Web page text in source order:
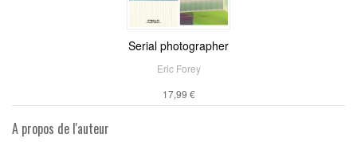
Serial photographer
Eric Forey
17,99 €
A propos de l'auteur